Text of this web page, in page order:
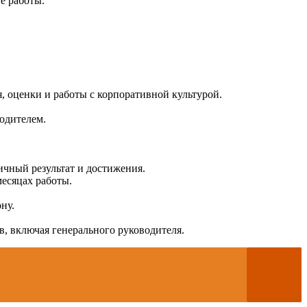
и работы с корпоративной культурой.
результат и достижения.
работы.
генерального руководителя.